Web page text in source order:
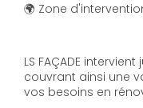
🌍 Zone
LS FAÇADE
couvrant ainsi une
vos besoins en